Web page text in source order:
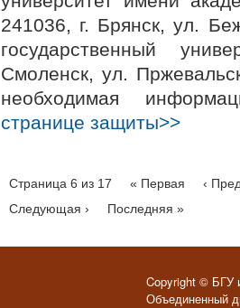
241036, г. Брянск, ул.
государственный
Смоленск, ул.
необходимая
странице защиты>>
Страница 6 из 17 « Первая
‹
Следующая ›
Последняя »
Copyright © БГУ
Объединенный